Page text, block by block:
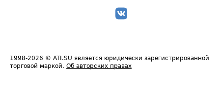
1998-2026 © ATI.SU является юридически зарегистрированной
торговой маркой. Об авторских правах